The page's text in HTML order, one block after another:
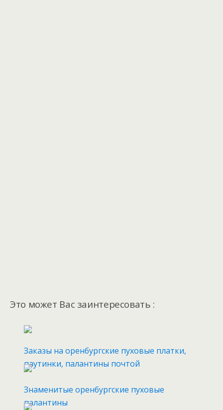
Это может Вас заинтересовать :
Заказы на оренбургские пуховые платки,
паутинки, палантины почтой
Знаменитые оренбургские пуховые
палантины